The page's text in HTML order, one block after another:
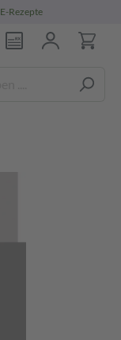
Rezepte